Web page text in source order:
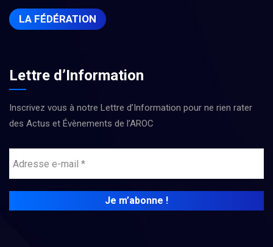
LA FÉDÉRATION
Lettre d’Information
Inscrivez vous à notre Lettre d’Information pour ne rien rater
des Actus et Évènements de l’AROC